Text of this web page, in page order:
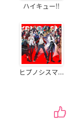
ハイキュー!!
ヒプノシスマ...